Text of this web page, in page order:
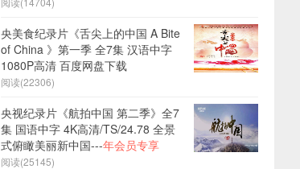
央美食纪录片《舌尖上的中国 A Bite
of China 》第一季 全7集 汉语中字
1080P高清 百度网盘下载
阅读(22306)
央视纪录片《航拍中国 第二季》全7
集 国语中字 4K高清/TS/24.78 全景
式俯瞰美丽新中国---年会员专享
阅读(25145)